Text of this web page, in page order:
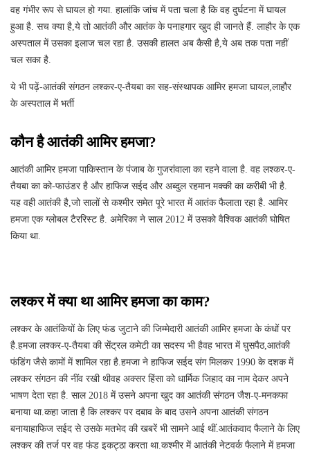
वह गंभीर रूप से घायल हो गया. हालांकि जांच में पता चला है कि वह दुर्घटना में घायल
हुआ है. सच क्या है,ये तो आतंकी और आतंक के पनाहगार खुद ही जानते हैं. लाहौर के एक
अस्पताल में उसका इलाज चल रहा है. उसकी हालत अब कैसी है,ये अब तक पता नहीं
चल सका है.
ये भी पढ़ें-आतंकी संगठन लश्कर-ए-तैयबा का सह-संस्थापक आमिर हमजा घायल,लाहौर
के अस्पताल में भर्ती
कौन है आतंकी आमिर हमजा?
आतंकी आमिर हमजा पाकिस्तान के पंजाब के गुजरांवाला का रहने वाला है. वह लश्कर-ए-
तैयबा का को-फाउंडर है और हाफिज सईद और अब्दुल रहमान मक्की का करीबी भी है.
यह वही आतंकी है,जो सालों से कश्मीर समेत पूरे भारत में आतंक फैलाता रहा है. आमिर
हमजा एक ग्लोबल टैररिस्ट है. अमेरिका ने साल 2012 में उसको वैश्विक आतंकी घोषित
किया था.
लश्कर में क्या था आमिर हमजा का काम?
लश्कर के आतंकियों के लिए फंड जुटाने की जिम्मेदारी आतंकी आमिर हमजा के कंधों पर
है.हमजा लश्कर-ए-तैयबा की सेंट्रल कमेटी का सदस्य भी हैवह भारत में घुसपैठ,आतंकी
फंडिंग जैसे कामों में शामिल रहा है.हमजा ने हाफिज सईद संग मिलकर 1990 के दशक में
लश्कर संगठन की नींव रखी थीवह अक्सर हिंसा को धार्मिक जिहाद का नाम देकर अपने
भाषण देता रहा है. साल 2018 में उसने अपना खुद का आतंकी संगठन जैश-ए-मनकफा
बनाया था.कहा जाता है कि लश्कर पर दबाव के बाद उसने अपना आतंकी संगठन
बनायाहाफिज सईद से उसके मतभेद की खबरें भी सामने आई थीं.आतंकवाद फैलाने के लिए
लश्कर की तर्ज पर वह फंड इकट्ठा करता था.कश्मीर में आतंकी नेटवर्क फैलाने में हमजा